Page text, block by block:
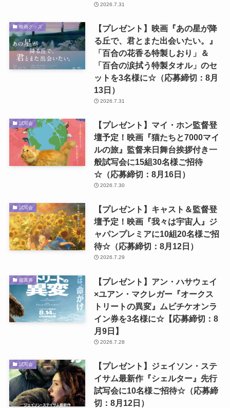
2026.7.31
映画グッズ
【プレゼント】映画『あの星が降
る丘で、君とまた出会いたい。』
「百合の花香る特製しおり」＆
「百合の涙拭う特製タオル」のセ
ットを3名様に☆（応募締切：8月
13日）
2026.7.31
試写会
【プレゼント】マイ・ホン監督登
壇予定！映画『猫たちと7000マイ
ルの旅』監督来日舞台挨拶付き一
般試写会に15組30名様ご招待
☆（応募締切：8月16日）
2026.7.30
試写会
【プレゼント】キャスト＆監督登
壇予定！映画『我々は宇宙人』ジ
ャパンプレミアに10組20名様ご招
待☆（応募締切：8月12日）
2026.7.29
鑑賞券
【プレゼント】アン・ハサウェイ
×ユアン・マクレガー『オークス
トリートの異変』ムビチケオンラ
イン券を3名様に☆【応募締切：8
月9日】
2026.7.28
試写会
【プレゼント】ジェイソン・ステ
イサム最新作『シェルター』先行
試写会に10名様ご招待☆（応募締
切：8月12日）